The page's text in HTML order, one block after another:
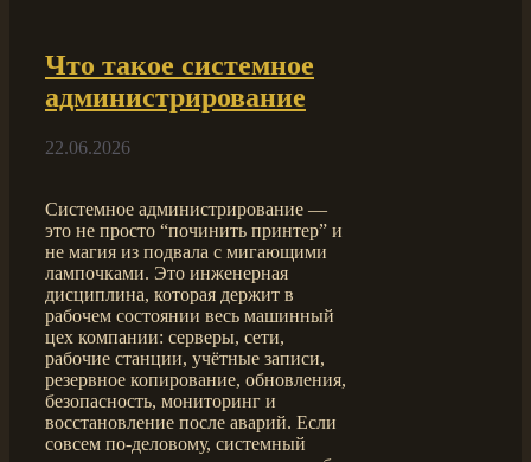
Что такое системное
администрирование
22.06.2026
Системное администрирование —
это не просто “починить принтер” и
не магия из подвала с мигающими
лампочками. Это инженерная
дисциплина, которая держит в
рабочем состоянии весь машинный
цех компании: серверы, сети,
рабочие станции, учётные записи,
резервное копирование, обновления,
безопасность, мониторинг и
восстановление после аварий. Если
совсем по-деловому, системный